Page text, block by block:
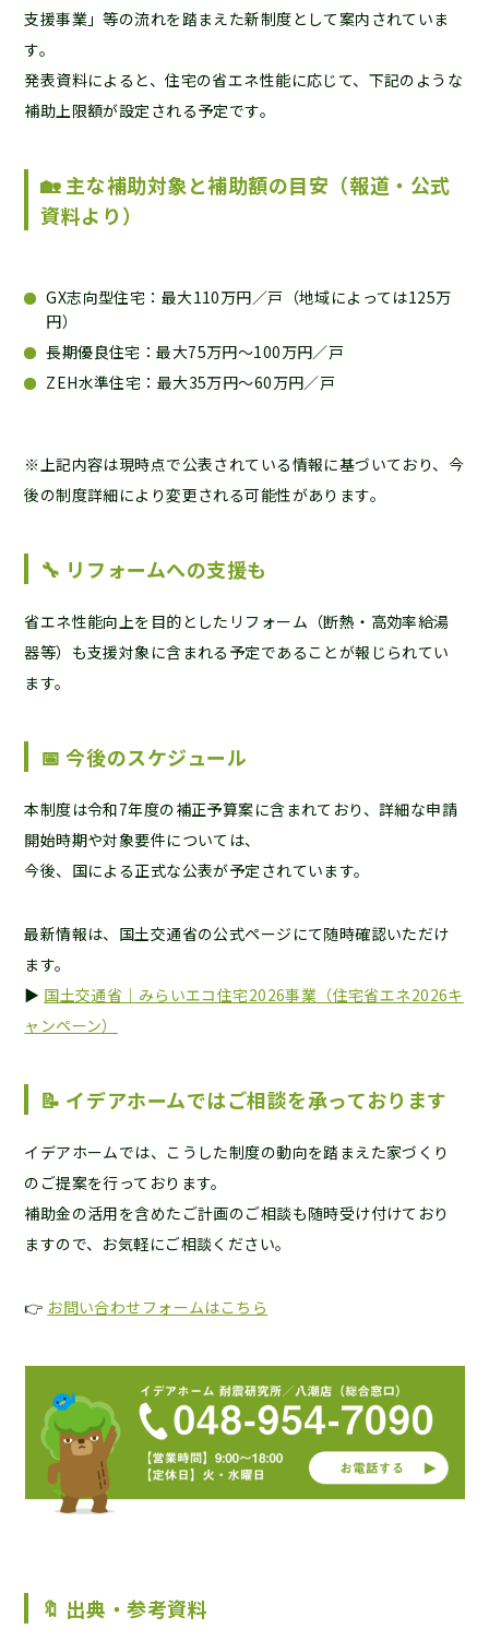
支援事業」等の流れを踏まえた新制度として案内されていま
す。
発表資料によると、住宅の省エネ性能に応じて、下記のような
補助上限額が設定される予定です。
🏡 主な補助対象と補助額の目安（報道・公式
資料より）
GX志向型住宅：最大110万円／戸（地域によっては125万
円）
長期優良住宅：最大75万円〜100万円／戸
ZEH水準住宅：最大35万円〜60万円／戸
※上記内容は現時点で公表されている情報に基づいており、今
後の制度詳細により変更される可能性があります。
🔧 リフォームへの支援も
省エネ性能向上を目的としたリフォーム（断熱・高効率給湯
器等）も支援対象に含まれる予定であることが報じられてい
ます。
📅 今後のスケジュール
本制度は令和7年度の補正予算案に含まれており、詳細な申請
開始時期や対象要件については、
今後、国による正式な公表が予定されています。
最新情報は、国土交通省の公式ページにて随時確認いただけ
ます。
▶ 国土交通省｜みらいエコ住宅2026事業（住宅省エネ2026キ
ャンペーン）
📝 イデアホームではご相談を承っております
イデアホームでは、こうした制度の動向を踏まえた家づくり
のご提案を行っております。
補助金の活用を含めたご計画のご相談も随時受け付けており
ますので、お気軽にご相談ください。
👉 お問い合わせフォームはこちら
🔖 出典・参考資料